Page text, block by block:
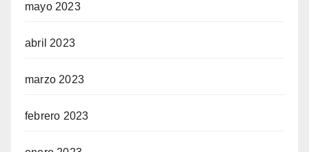
mayo 2023
abril 2023
marzo 2023
febrero 2023